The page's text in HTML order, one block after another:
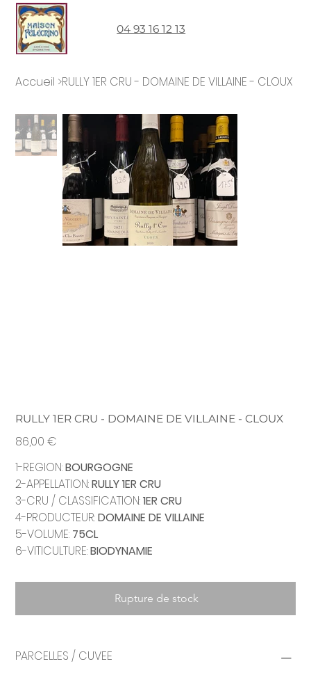
04 93 16 12 13
Accueil >RULLY 1ER CRU - DOMAINE DE VILLAINE - CLOUX
RULLY 1ER CRU - DOMAINE DE VILLAINE - CLOUX
Prix
86,00 €
1-REGION:BOURGOGNE
2-APPELLATION:RULLY 1ER CRU
3-CRU / CLASSIFICATION:1ER CRU
4-PRODUCTEUR:DOMAINE DE VILLAINE
5-VOLUME: 75CL
6-VITICULTURE:BIODYNAMIE
Rupture de stock
PARCELLES / CUVEE